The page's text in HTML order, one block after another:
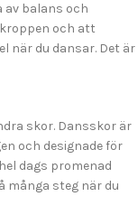
av balans och
och att
när du dansar. Det är
skor. Dansskor är
och designade för
dags promenad
många steg när du